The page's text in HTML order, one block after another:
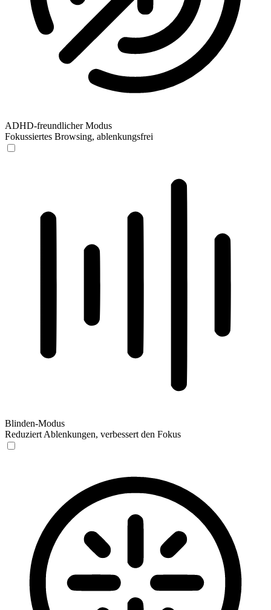
ADHD-freundlicher Modus
Fokussiertes Browsing, ablenkungsfrei
Blinden-Modus
Reduziert Ablenkungen, verbessert den Fokus